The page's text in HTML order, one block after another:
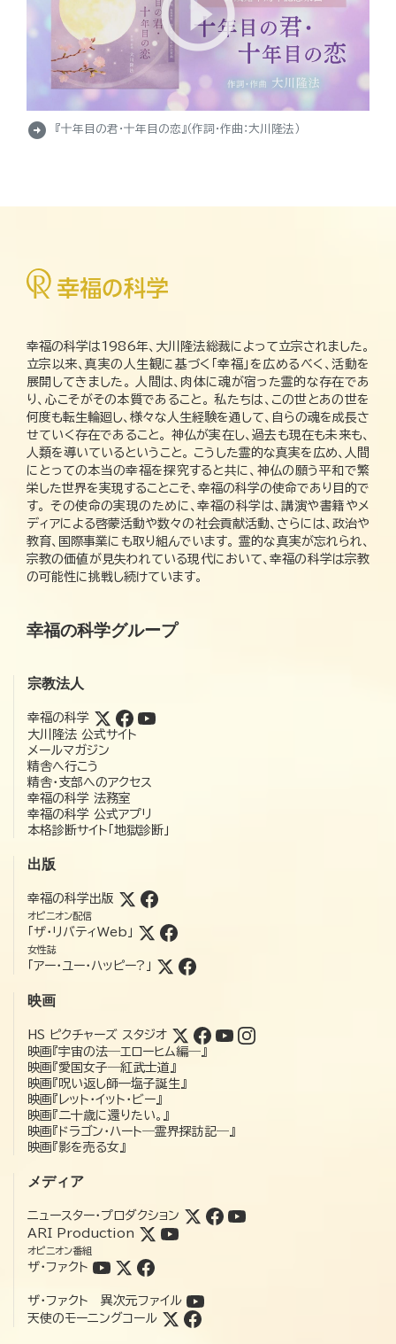
arrow_circle_right 『十年目の君・十年目の恋』（作詞・作曲：大川隆法）
幸福の科学は1986年、大川隆法総裁によって立宗されました。
立宗以来、真実の人生観に基づく「幸福」を広めるべく、活動を
展開してきました。 人間は、肉体に魂が宿った霊的な存在であ
り、心こそがその本質であること。 私たちは、この世とあの世を
何度も転生輪廻し、様々な人生経験を通して、自らの魂を成長さ
せていく存在であること。 神仏が実在し、過去も現在も未来も、
人類を導いているということ。 こうした霊的な真実を広め、人間
にとっての本当の幸福を探究すると共に、神仏の願う平和で繁
栄した世界を実現することこそ、幸福の科学の使命であり目的で
す。 その使命の実現のために、幸福の科学は、講演や書籍やメ
ディアによる啓蒙活動や数々の社会貢献活動、さらには、政治や
教育、国際事業にも取り組んでいます。 霊的な真実が忘れられ、
宗教の価値が見失われている現代において、幸福の科学は宗教
の可能性に挑戦し続けています。
幸福の科学グループ
宗教法人
幸福の科学
大川隆法 公式サイト
メールマガジン
精舎へ行こう
精舎・支部へのアクセス
幸福の科学 法務室
幸福の科学 公式アプリ
本格診断サイト「地獄診断」
出版
幸福の科学出版
オピニオン配信
「ザ・リバティWeb」
女性誌
「アー・ユー・ハッピー?」
映画
HS ピクチャーズ スタジオ
映画『宇宙の法―エローヒム編―』
映画『愛国女子―紅武士道』
映画『呪い返し師—塩子誕生』
映画『レット・イット・ビー』
映画『二十歳に還りたい。』
映画『ドラゴン・ハート―霊界探訪記―』
映画『影を売る女』
メディア
ニュースター・プロダクション
ARI Production
オピニオン番組
ザ・ファクト
ザ・ファクト 異次元ファイル
天使のモーニングコール